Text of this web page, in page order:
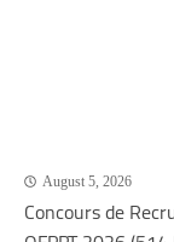
August 5, 2026
Concours de